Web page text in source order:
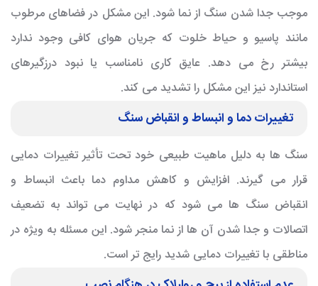
موجب جدا شدن سنگ از نما شود. این مشکل در فضاهای مرطوب
مانند پاسیو و حیاط خلوت که جریان هوای کافی وجود ندارد
بیشتر رخ می دهد. عایق کاری نامناسب یا نبود درزگیرهای
استاندارد نیز این مشکل را تشدید می کند.
تغییرات دما و انبساط و انقباض سنگ
سنگ ها به دلیل ماهیت طبیعی خود تحت تأثیر تغییرات دمایی
قرار می گیرند. افزایش و کاهش مداوم دما باعث انبساط و
انقباض سنگ ها می شود که در نهایت می تواند به تضعیف
اتصالات و جدا شدن آن ها از نما منجر شود. این مسئله به ویژه در
مناطقی با تغییرات دمایی شدید رایج تر است.